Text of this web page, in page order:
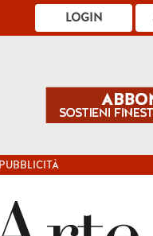
LOGIN
PUBBLICITÀ